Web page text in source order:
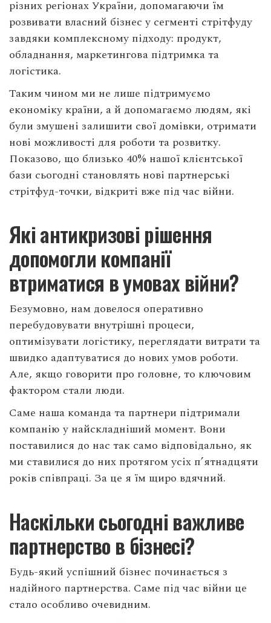
різних регіонах України, допомагаючи їм
розвивати власний бізнес у сегменті стрітфуду
завдяки комплексному підходу: продукт,
обладнання, маркетингова підтримка та
логістика.
Таким чином ми не лише підтримуємо
економіку країни, а й допомагаємо людям, які
були змушені залишити свої домівки, отримати
нові можливості для роботи та розвитку.
Показово, що близько 40% нашої клієнтської
бази сьогодні становлять нові партнерські
стрітфуд-точки, відкриті вже під час війни.
Які антикризові рішення
допомогли компанії
втриматися в умовах війни?
Безумовно, нам довелося оперативно
перебудовувати внутрішні процеси,
оптимізувати логістику, переглядати витрати та
швидко адаптуватися до нових умов роботи.
Але, якщо говорити про головне, то ключовим
фактором стали люди.
Саме наша команда та партнери підтримали
компанію у найскладніший момент. Вони
поставилися до нас так само відповідально, як
ми ставилися до них протягом усіх п’ятнадцяти
років співпраці. За це я їм щиро вдячний.
Наскільки сьогодні важливе
партнерство в бізнесі?
Будь-який успішний бізнес починається з
надійного партнерства. Саме під час війни це
стало особливо очевидним.